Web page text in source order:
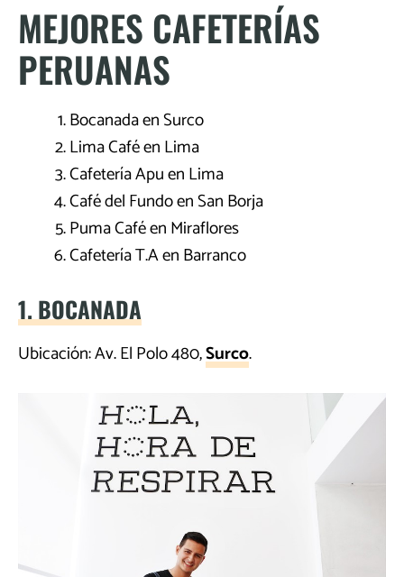
MEJORES CAFETERÍAS
PERUANAS
Bocanada en Surco
Lima Café en Lima
Cafetería Apu en Lima
Café del Fundo en San Borja
Puma Café en Miraflores
Cafetería T.A en Barranco
1. BOCANADA
Ubicación: Av. El Polo 480,Surco.